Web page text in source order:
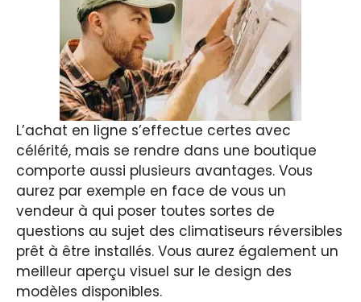
L’achat en ligne s’effectue certes avec
célérité, mais se rendre dans une boutique
comporte aussi plusieurs avantages. Vous
aurez par exemple en face de vous un
vendeur à qui poser toutes sortes de
questions au sujet des climatiseurs réversibles
prêt à être installés. Vous aurez également un
meilleur aperçu visuel sur le design des
modèles disponibles.